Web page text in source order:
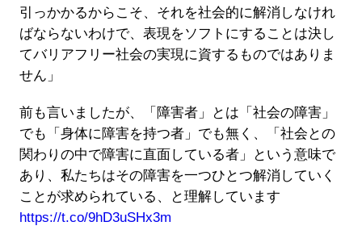
引っかかるからこそ、それを社会的に解消しなけれ
ばならないわけで、表現をソフトにすることは決し
てバリアフリー社会の実現に資するものではありま
せん」
前も言いましたが、「障害者」とは「社会の障害」
でも「身体に障害を持つ者」でも無く、「社会との
関わりの中で障害に直面している者」という意味で
あり、私たちはその障害を一つひとつ解消していく
ことが求められている、と理解しています
https://t.co/9hD3uSHx3m